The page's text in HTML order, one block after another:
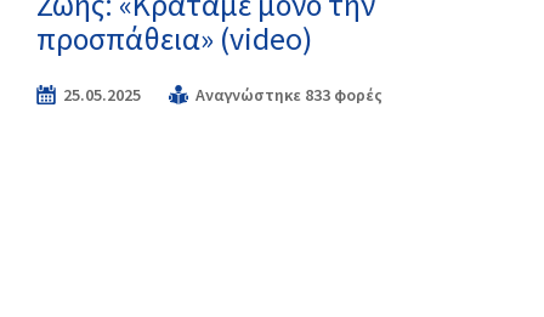
προσπάθεια» (video)
25.05.2025 Αναγνώστηκε 833 φορές